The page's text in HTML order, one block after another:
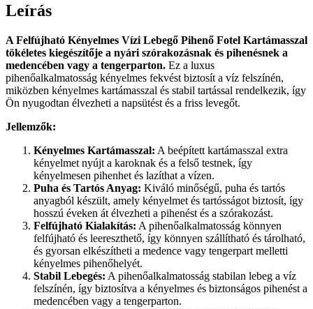
Leírás
A Felfújható Kényelmes Vízi Lebegő Pihenő Fotel Kartámasszal
tökéletes kiegészítője a nyári szórakozásnak és pihenésnek a
medencében vagy a tengerparton. Ez a luxus
pihenőalkalmatosság kényelmes fekvést biztosít a víz felszínén,
miközben kényelmes kartámasszal és stabil tartással rendelkezik, így
Ön nyugodtan élvezheti a napsütést és a friss levegőt.
Jellemzők:
Kényelmes Kartámasszal: A beépített kartámasszal extra
kényelmet nyújt a karoknak és a felső testnek, így
kényelmesen pihenhet és lazíthat a vízen.
Puha és Tartós Anyag: Kiváló minőségű, puha és tartós
anyagból készült, amely kényelmet és tartósságot biztosít, így
hosszú éveken át élvezheti a pihenést és a szórakozást.
Felfújható Kialakítás: A pihenőalkalmatosság könnyen
felfújható és leereszthető, így könnyen szállítható és tárolható,
és gyorsan elkészítheti a medence vagy tengerpart melletti
kényelmes pihenőhelyét.
Stabil Lebegés: A pihenőalkalmatosság stabilan lebeg a víz
felszínén, így biztosítva a kényelmes és biztonságos pihenést a
medencében vagy a tengerparton.